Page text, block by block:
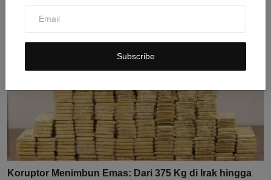
Subscribe
Koruptor Menimbun Emas: Dari 375 Kg di Irak hingga